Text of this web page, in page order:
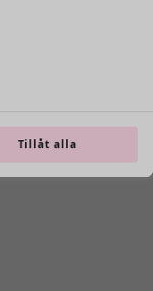
Tillåt alla